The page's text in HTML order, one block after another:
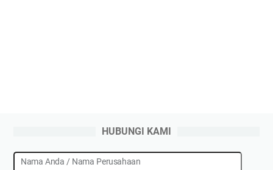
HUBUNGI KAMI
Nama Anda / Nama Perusahaan